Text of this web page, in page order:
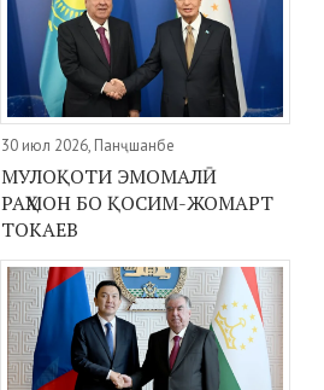
30 июл 2026, Панҷшанбе
МУЛОҚОТИ ЭМОМАЛӢ
РАҲМОН БО ҚОСИМ-ЖОМАРТ
ТОКАЕВ